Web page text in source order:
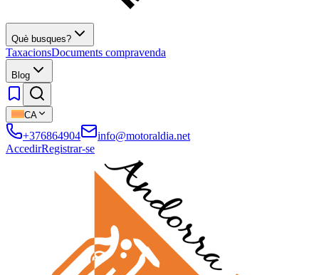
Què busques?
TaxacionsDocuments compravenda
Blog
CA
+376864904
info@motoraldia.net
AccedirRegistrar-se